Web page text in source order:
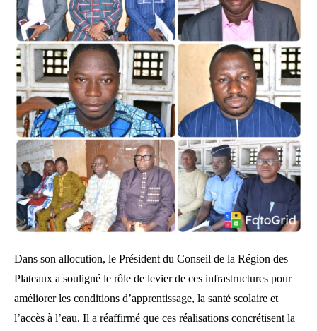
Dans son allocution, le Président du Conseil de la Région des
Plateaux a souligné le rôle de levier de ces infrastructures pour
améliorer les conditions d’apprentissage, la santé scolaire et
l’accès à l’eau. Il a réaffirmé que ces réalisations concrétisent la